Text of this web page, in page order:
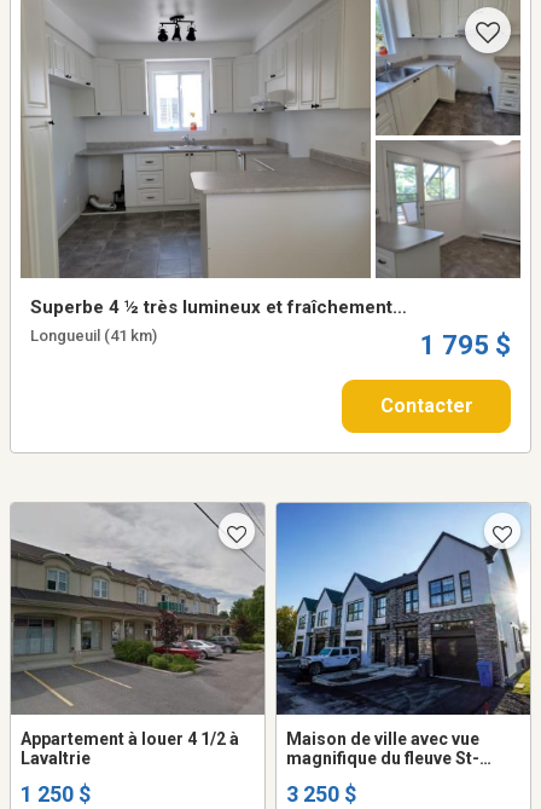
1 795 $
Contacter
Superbe 4 ½ très lumineux et fraîchement
rénové à Longueuil – Disponible
immédiatement !
Longueuil (41 km)
Appartement à louer 4 1/2 à
Lavaltrie
1 250 $
Maison de ville avec vue
magnifique du fleuve St-
3 250 $